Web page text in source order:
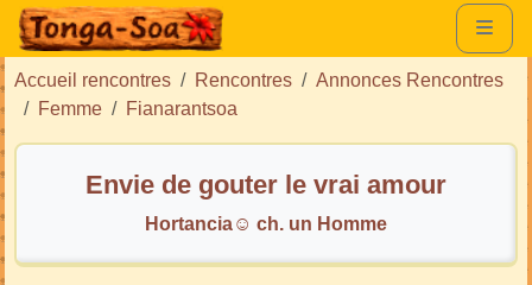
Accueil rencontres Rencontres
Annonces Rencontres
Femme
Fianarantsoa
Envie de gouter le vrai amour
Hortancia☺ ch. un Homme